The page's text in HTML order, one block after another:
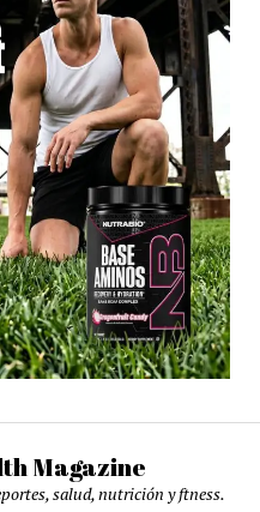
Magazine
salud, nutrición y ftness.